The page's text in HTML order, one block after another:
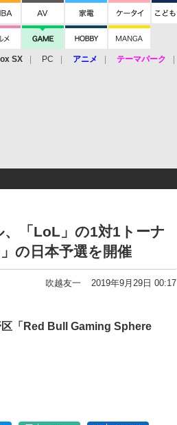
SX PC アニメ テーマパーク
「LoL」の1対1トーナ
の日本予選を開催
吹越友一 2019年9月29日 00:17
区「Red Bull Gaming Sphere